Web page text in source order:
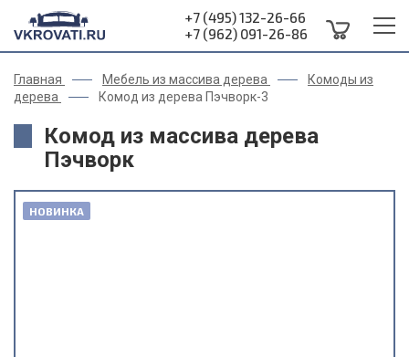
+7 (495) 132-26-66
+7 (962) 091-26-86
Главная Мебель из массива дерева
Комоды из
дерева
Комод из дерева Пэчворк-3
Комод из массива дерева
Пэчворк
НОВИНКА